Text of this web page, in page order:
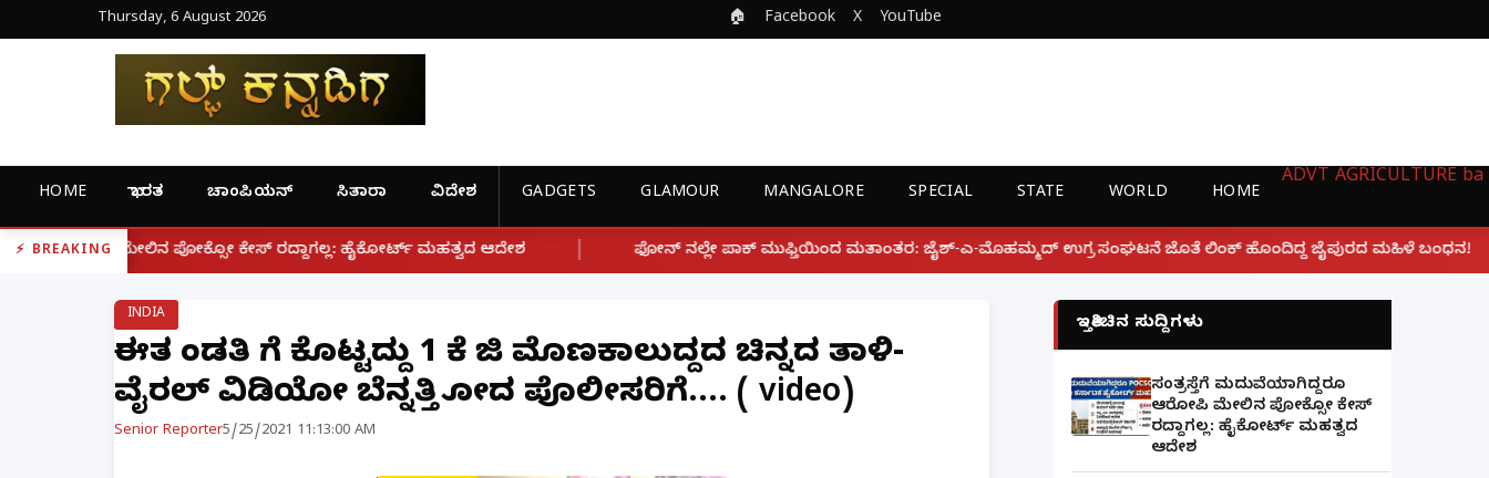
Thursday, 6 August 2026 🏠 Facebook X YouTube
HOME ಭಾರತ ಚಾಂಪಿಯನ್ ಸಿತಾರಾ ವಿದೇಶ GADGETS GLAMOUR MANGALORE SPECIAL STATE WORLD HOME
ADVT AGRICULTURE ba
BREAKING
ಕೇಸ್ ರದ್ದಾಗಲ್ಲ: ಹೈಕೋರ್ಟ್ ಮಹತ್ವದ ಆದೇಶ | ಫೋನ್ ನಲ್ಲೇ ಪಾಕ್ ಮುಫ್ತಿಯಿಂದ ಮತಾಂತರ: ಜೈಶ್-ಎ-ಮೊಹಮ್ಮದ್ ಉಗ್ರ ಸಂಘಟನೆ ಜೊತೆ ಲಿಂಕ್ ಹೊಂದಿದ್ದ ಜೈಪುರದ ಮಹಿಳೆ ಬಂಧನ! | ಲಕ್ನೋ
INDIA
ಈತ ಹೆಂಡತಿ ಗೆ ಕೊಟ್ಟದ್ದು 1 ಕೆ ಜಿ ಮೊಣಕಾಲುದ್ದದ ಚಿನ್ನದ ತಾಳಿ-
ವೈರಲ್ ವಿಡಿಯೋ ಬೆನ್ನತ್ತಿ ಹೋದ ಪೊಲೀಸರಿಗೆ.... ( video)
Senior Reporter5/25/2021 11:13:00 AM
ಇತ್ತೀಚಿನ ಸುದ್ದಿಗಳು
ಸಂತ್ರಸ್ತೆಗೆ ಮದುವೆಯಾಗಿದ್ದರೂ
ಆರೋಪಿ ಮೇಲಿನ ಪೋಕ್ಸೋ ಕೇಸ್
ರದ್ದಾಗಲ್ಲ: ಹೈಕೋರ್ಟ್ ಮಹತ್ವದ
ಆದೇಶ